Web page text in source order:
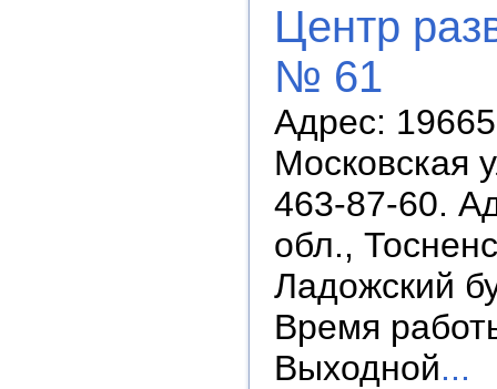
Центр
№ 61
Адрес:
Московская
463-87-60.
обл.,
Ладожский
Время
Выходной...